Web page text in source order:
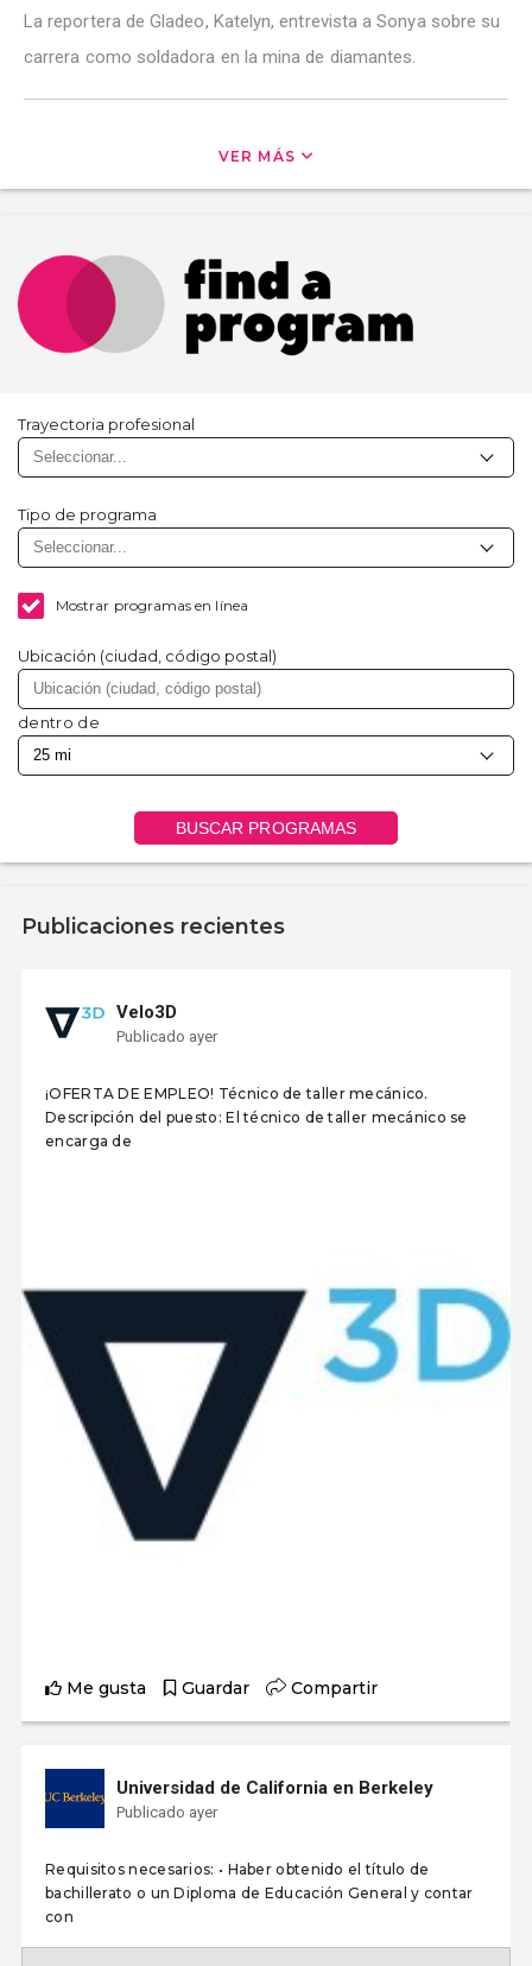
La reportera de Gladeo, Katelyn, entrevista a Sonya sobre su
carrera como soldadora en la mina de diamantes.
VER MÁS
Trayectoria profesional
Tipo de programa
Mostrar programas en línea
Ubicación (ciudad, código postal)
dentro de
BUSCAR PROGRAMAS
Publicaciones recientes
Velo3D
Publicado ayer
¡OFERTA DE EMPLEO! Técnico de taller mecánico.
Descripción del puesto: El técnico de taller mecánico se
encarga de
Me gusta Guardar Compartir
Universidad de California en Berkeley
Publicado ayer
Requisitos necesarios: • Haber obtenido el título de
bachillerato o un Diploma de Educación General y contar
con